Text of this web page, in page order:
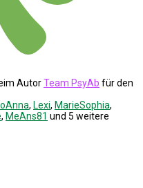
AutorTeam PsyAb für den
, Lexi, MarieSophia,
, MeAns81 und 5 weitere